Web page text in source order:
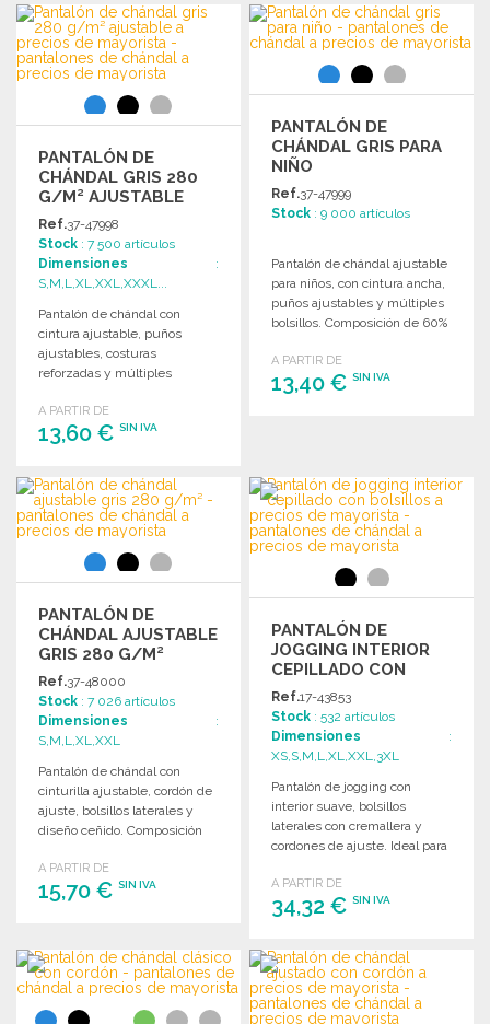
PEDIR
Solicitar un presupuesto
Solicitar un presupuesto
PANTALÓN DE
CHÁNDAL GRIS 280
G/M² AJUSTABLE
Ref.37-47998
Stock : 7 500 artículos
Dimensiones :
S,M,L,XL,XXL,XXXL...
Pantalón de chándal con
cintura ajustable, puños
ajustables, costuras
reforzadas y múltiples
algodón y 40% poliéster.
A PARTIR DE
13,60 € SIN IVA
PEDIR
Solicitar un presupuesto
PANTALÓN DE
CHÁNDAL GRIS PARA
NIÑO
Ref.37-47999
Stock : 9 000 artículos
Pantalón de chándal ajustable
para niños, con cintura ancha,
puños ajustables y múltiples
bolsillos. Composición de 60%
A PARTIR DE
13,40 €SIN IVA
PANTALÓN DE
CHÁNDAL AJUSTABLE
GRIS 280 G/M²
Ref.37-48000
Stock : 7 026 artículos
Dimensiones :
S,M,L,XL,XXL
Pantalón de chándal con
cinturilla ajustable, cordón de
ajuste, bolsillos laterales y
diseño ceñido. Composición
A PARTIR DE
15,70 € SIN IVA
Solicitar un presupuesto
PANTALÓN DE
JOGGING INTERIOR
CEPILLADO CON
BOLSILLOS
Ref.17-43853
Stock : 532 artículos
Dimensiones :
XS,S,M,L,XL,XXL,3XL
Pantalón de jogging con
interior suave, bolsillos
laterales con cremallera y
cordones de ajuste. Ideal para
A PARTIR DE
34,32 €SIN IVA
PEDIR
Solicitar un presupuesto